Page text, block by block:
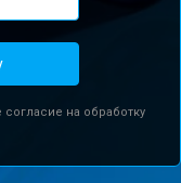
на обработку